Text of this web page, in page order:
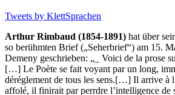
Tweets by KlettSprachen
Arthur Rimbaud (1854-1891) hat über
so berühmten Brief („Seherbrief“) am 15.
Demeny geschrieben: „_ Voici de la prose
[…] Le Poète se fait voyant par un long,
déréglement de tous les sens.[…] Il arrive à
affolé, il finirait par perrdre l’intelligence de